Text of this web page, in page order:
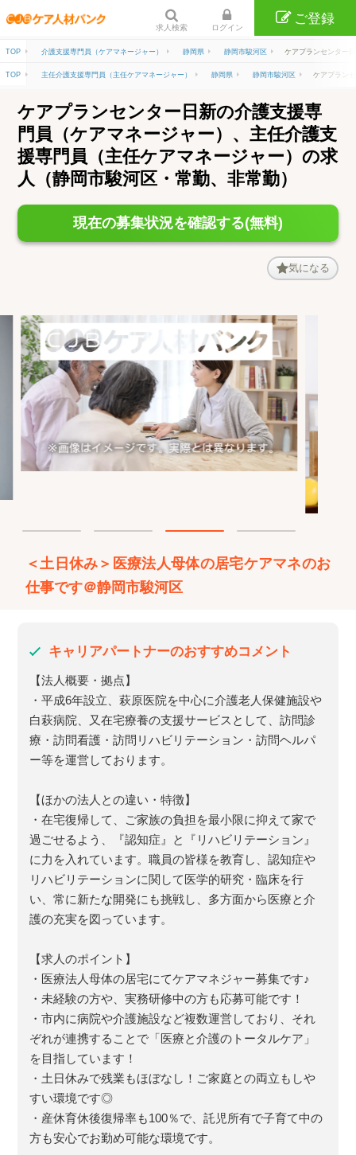
求人検索 ログイン
ご登録
TOP 介護支援専門員（ケアマネージャー） 静岡県 静岡市駿河区 ケアプランセンター
TOP 主任介護支援専門員（主任ケアマネージャー） 静岡県 静岡市駿河区 ケアプラン
ケアプランセンター日新の介護支援専
門員（ケアマネージャー）、主任介護支
援専門員（主任ケアマネージャー）の求
人（静岡市駿河区・常勤、非常勤）
現在の募集状況を確認する(無料)
気になる
＜土日休み＞医療法人母体の居宅ケアマネのお
仕事です＠静岡市駿河区
キャリアパートナーのおすすめコメント
【法人概要・拠点】
・平成6年設立、萩原医院を中心に介護老人保健施設や
白萩病院、又在宅療養の支援サービスとして、訪問診
療・訪問看護・訪問リハビリテーション・訪問ヘルパ
ー等を運営しております。
【ほかの法人との違い・特徴】
・在宅復帰して、ご家族の負担を最小限に抑えて家で
過ごせるよう、『認知症』と『リハビリテーション』
に力を入れています。職員の皆様を教育し、認知症や
リハビリテーションに関して医学的研究・臨床を行
い、常に新たな開発にも挑戦し、多方面から医療と介
護の充実を図っています。
【求人のポイント】
・医療法人母体の居宅にてケアマネジャー募集です♪
・未経験の方や、実務研修中の方も応募可能です！
・市内に病院や介護施設など複数運営しており、それ
ぞれが連携することで「医療と介護のトータルケア」
を目指しています！
・土日休みで残業もほぼなし！ご家庭との両立もしや
すい環境です◎
・産休育休後復帰率も100％で、託児所有で子育て中の
方も安心でお勤め可能な環境です。